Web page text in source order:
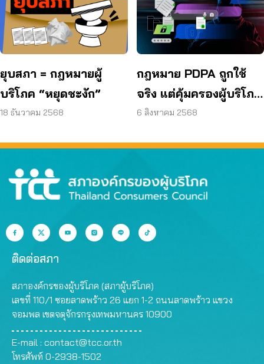
ยุบสภา = กฎหมายผู้
บริโภค “หยุดชะงัก”
18 ธันวาคม 2568
กฎหมาย PDPA ถูกใช้
จริง แต่คุ้มครองผู้บริโภค
พอหรือยัง?
6 สิงหาคม 2568
ติดต่อสภา
สภาองค์กรของผู้บริโภค (สภาผู้บริโภค)
เลขที่ 110/1 ซอยลาดพร้าว 26 แยก 1-2 ถนนลาดพร้าว แขวง
จอมพล เขตจตุจักรกรุงเทพมหานคร 10900
E-mail : contact@tcc.or.th
โทรศัพท์ 0-2938-1502